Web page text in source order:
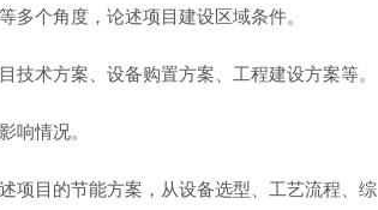
多个角度，论述项目建设区域条件。
术方案、设备购置方案、工程建设方案等。
响情况。
项目的节能方案，从设备选型、工艺流程、综